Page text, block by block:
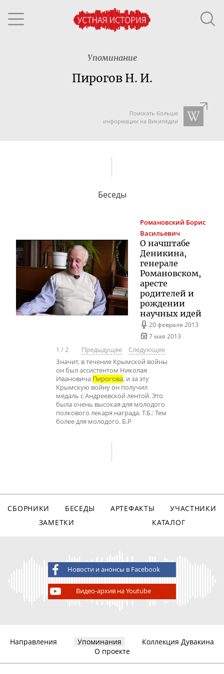
Упоминание
Пирогов Н. И.
Поискать больше
информации на Википедии
Беседы
Романовский Борис
Васильевич
О начштабе
Деникина,
генерале
Романовском,
аресте
родителей и
рождении
научных идей
20 февраля 2013
7 мая 2013
1 /2 Предыдущее
Следующее
Значит, в течение Крымской войны
он был ассистентом Николая
Ивановича Пирогова, и за эту
Крымскую войну он получил
медаль с Андреевской лентой. Это
была очень высокая для молодого
полкового лекаря награда. Т.Б.: Тем
более для молодого. Б.Р
СБОРНИКИ БЕСЕДЫ АРТЕФАКТЫ
УЧАСТНИКИ
ЗАМЕТКИ
КАТАЛОГ
Новости и анонсы в Facebook
Видео-архив на Youtube
Направления Упоминания
Коллекция Дувакина
О проекте